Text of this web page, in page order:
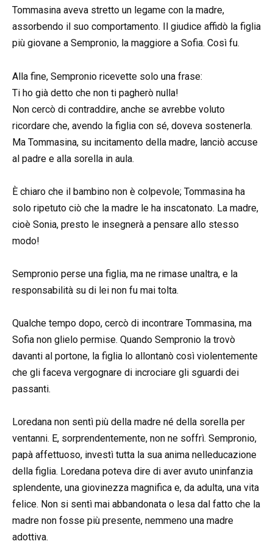
Tommasina aveva stretto un legame con la madre,
assorbendo il suo comportamento. Il giudice affidò la figlia
più giovane a Sempronio, la maggiore a Sofia. Così fu.
Alla fine, Sempronio ricevette solo una frase:
Ti ho già detto che non ti pagherò nulla!
Non cercò di contraddire, anche se avrebbe voluto
ricordare che, avendo la figlia con sé, doveva sostenerla.
Ma Tommasina, su incitamento della madre, lanciò accuse
al padre e alla sorella in aula.
È chiaro che il bambino non è colpevole; Tommasina ha
solo ripetuto ciò che la madre le ha inscatonato. La madre,
cioè Sonia, presto le insegnerà a pensare allo stesso
modo!
Sempronio perse una figlia, ma ne rimase unaltra, e la
responsabilità su di lei non fu mai tolta.
Qualche tempo dopo, cercò di incontrare Tommasina, ma
Sofia non glielo permise. Quando Sempronio la trovò
davanti al portone, la figlia lo allontanò così violentemente
che gli faceva vergognare di incrociare gli sguardi dei
passanti.
Loredana non sentì più della madre né della sorella per
ventanni. E, sorprendentemente, non ne soffrì. Sempronio,
papà affettuoso, investì tutta la sua anima nelleducazione
della figlia. Loredana poteva dire di aver avuto uninfanzia
splendente, una giovinezza magnifica e, da adulta, una vita
felice. Non si sentì mai abbandonata o lesa dal fatto che la
madre non fosse più presente, nemmeno una madre
adottiva.